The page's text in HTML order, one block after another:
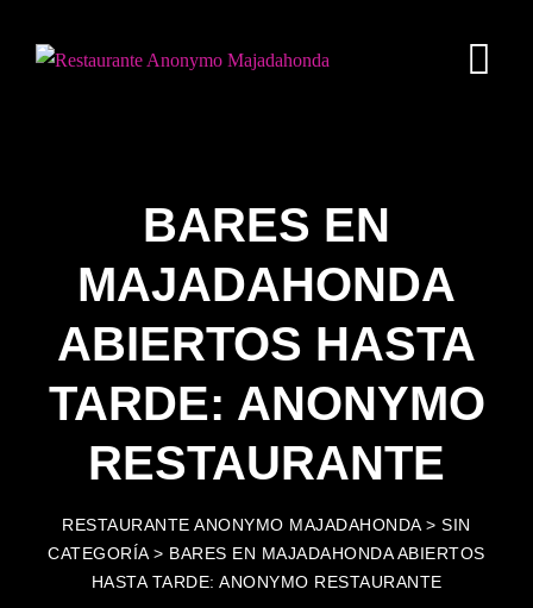
BARES EN
MAJADAHONDA
ABIERTOS HASTA
TARDE: ANONYMO
RESTAURANTE
RESTAURANTE ANONYMO MAJADAHONDA>SIN
CATEGORÍA> BARES EN MAJADAHONDA ABIERTOS
HASTA TARDE: ANONYMO RESTAURANTE